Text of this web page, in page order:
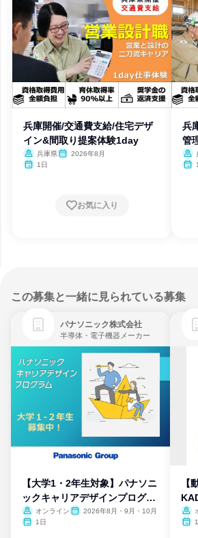
兵庫開催/交通費支給/住宅デザ
イン&間取り提案体験1day
兵庫県
2026年8月
1日
お気に入り
兵
管
この募集と一緒に見られている募集
パナソニック株式会社
半導体・電子機器メーカー
【大学1・2年生対象】パナソニ
ックキャリアデザインプログラ
ム
オンライン
2026年8月・9月・10月
1日
【